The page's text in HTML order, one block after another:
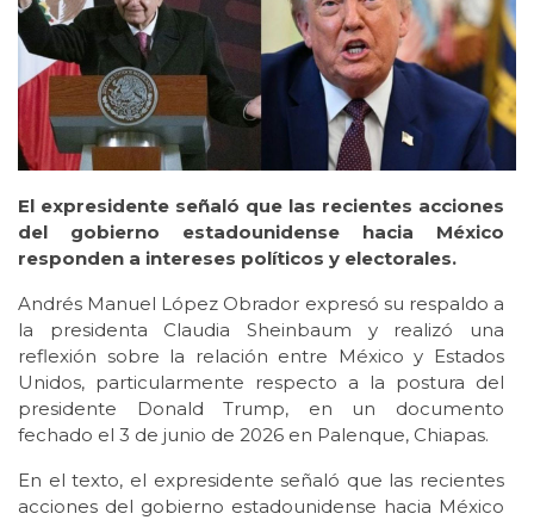
El expresidente señaló que las recientes acciones
del gobierno estadounidense hacia México
responden a intereses políticos y electorales.
Andrés Manuel López Obrador expresó su respaldo a
la presidenta Claudia Sheinbaum y realizó una
reflexión sobre la relación entre México y Estados
Unidos, particularmente respecto a la postura del
presidente Donald Trump, en un documento
fechado el 3 de junio de 2026 en Palenque, Chiapas.
En el texto, el expresidente señaló que las recientes
acciones del gobierno estadounidense hacia México